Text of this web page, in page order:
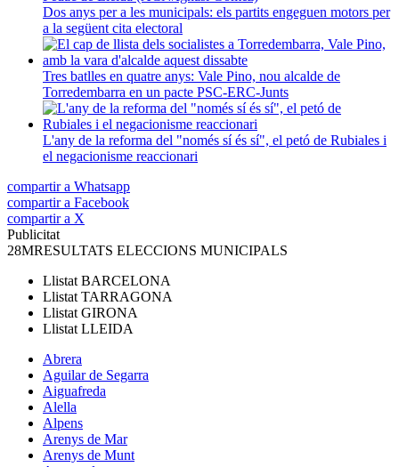
Dos anys per a les municipals: els partits engeguen motors per
a la següent cita electoral
Tres batlles en quatre anys: Vale Pino, nou alcalde de
Torredembarra en un pacte PSC-ERC-Junts
L'any de la reforma del "només sí és sí", el petó de Rubiales i
el negacionisme reaccionari
compartir a Whatsapp
compartir a Facebook
compartir a X
Publicitat
28MRESULTATS ELECCIONS MUNICIPALS
Llistat BARCELONA
Llistat TARRAGONA
Llistat GIRONA
Llistat LLEIDA
Abrera
Aguilar de Segarra
Aiguafreda
Alella
Alpens
Arenys de Mar
Arenys de Munt